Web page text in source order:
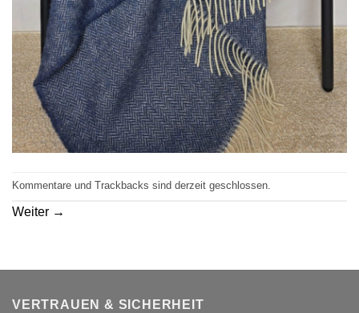
Kommentare und Trackbacks sind derzeit geschlossen.
Weiter →
VERTRAUEN & SICHERHEIT